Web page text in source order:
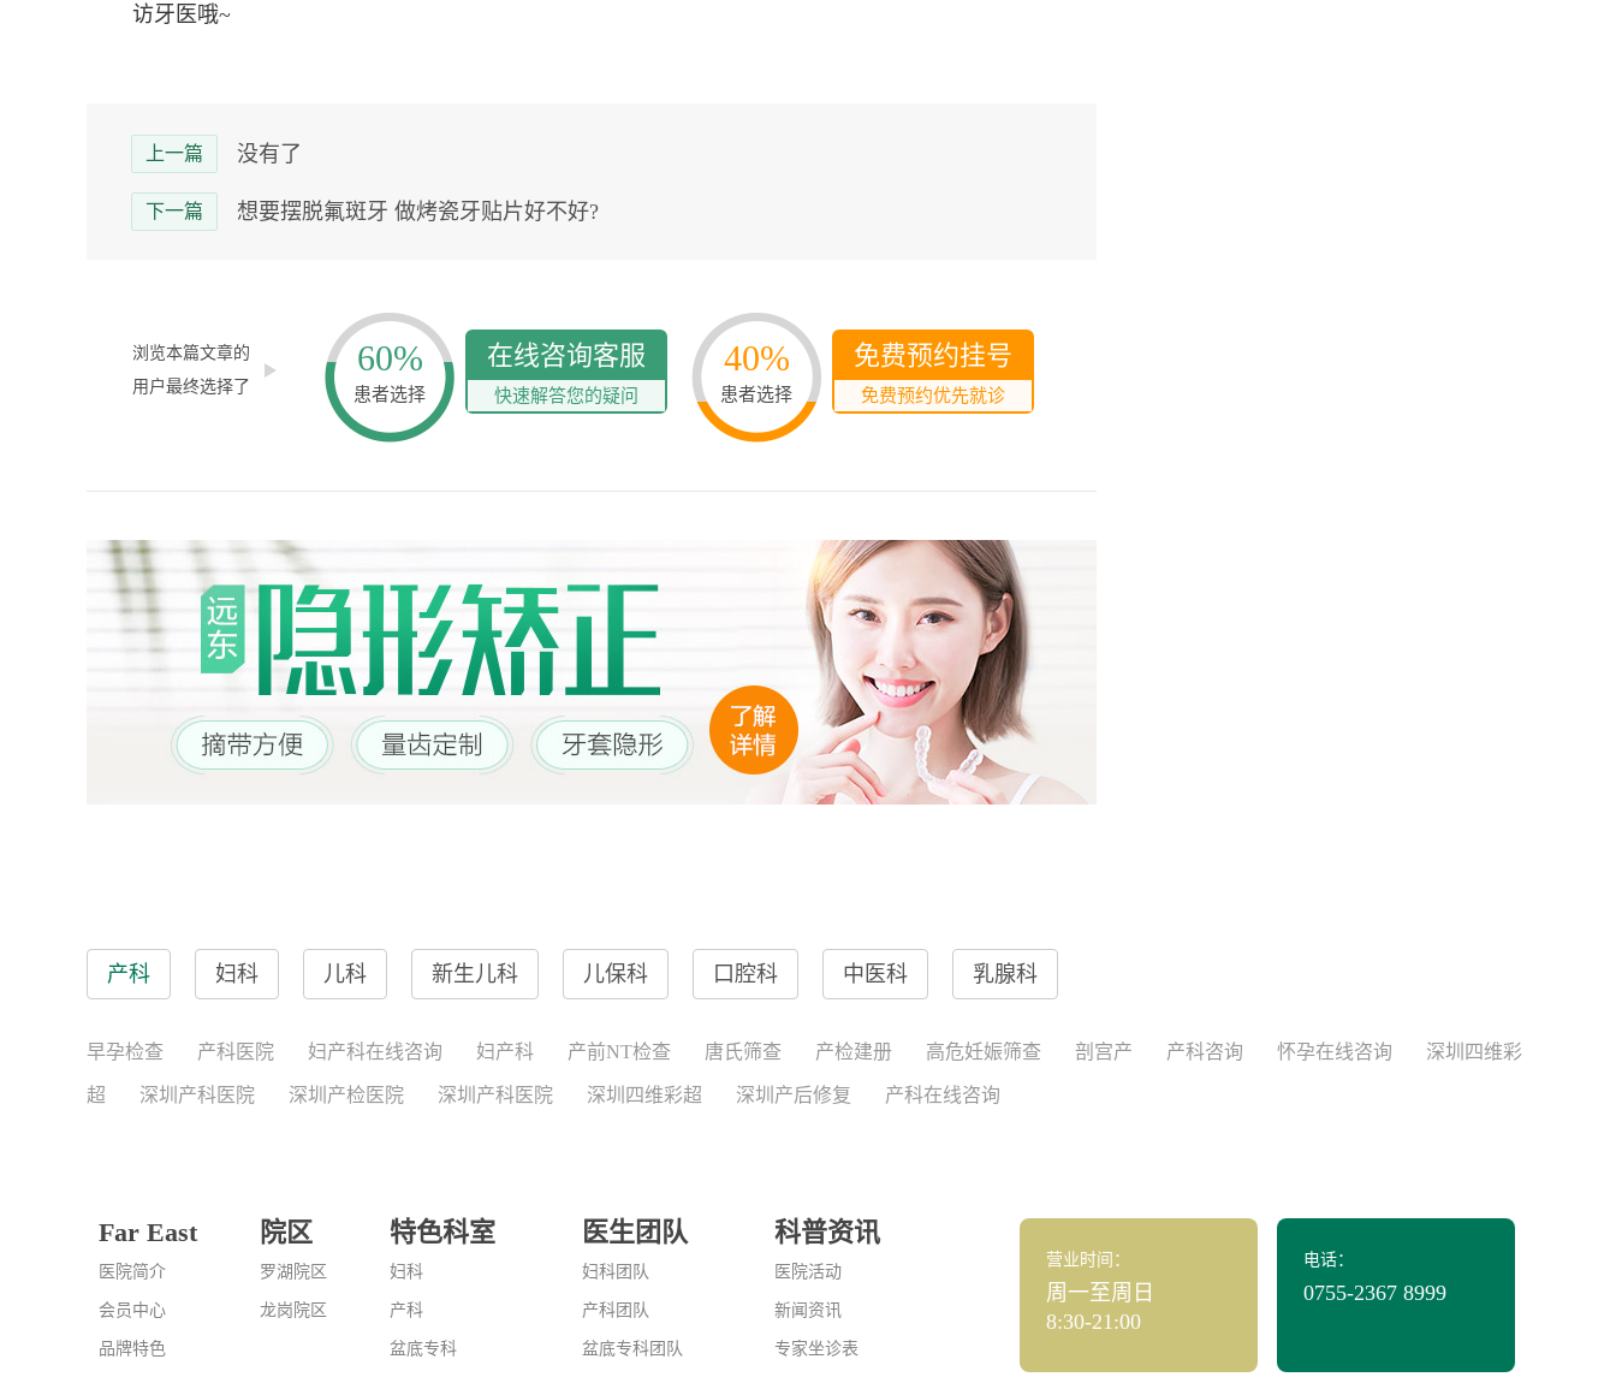
访牙医哦~
上一篇 没有了
下一篇 想要摆脱氟斑牙 做烤瓷牙贴片好不好?
浏览本篇文章的
用户最终选择了
60%
患者选择
在线咨询客服
快速解答您的疑问
40%
患者选择
免费预约挂号
免费预约优先就诊
产科 妇科 儿科 新生儿科 儿保科 口腔科 中医科 乳腺科
早孕检查 产科医院 妇产科在线咨询 妇产科 产前NT检查 唐氏筛查 产检建册 高危妊娠筛查 剖宫产 产科咨询 怀孕在线咨询 深圳四维彩
超 深圳产科医院 深圳产检医院 深圳产科医院 深圳四维彩超 深圳产后修复 产科在线咨询
Far East
医院简介
会员中心
品牌特色
院区
罗湖院区
龙岗院区
特色科室
妇科
产科
盆底专科
医生团队
妇科团队
产科团队
盆底专科团队
科普资讯
医院活动
新闻资讯
专家坐诊表
营业时间：
周一至周日
8:30-21:00
电话：
0755-2367 8999